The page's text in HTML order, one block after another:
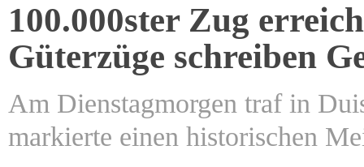
100.000ster Zug
Güterzüge schreiben
Am Dienstagmorgen traf in
markierte einen historischen